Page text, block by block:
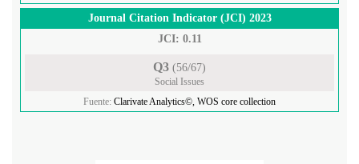
Journal Citation Indicator (JCI) 2023
JCI: 0.11
Q3 (56/67)
Social Issues
Fuente: Clarivate Analytics©, WOS core collection